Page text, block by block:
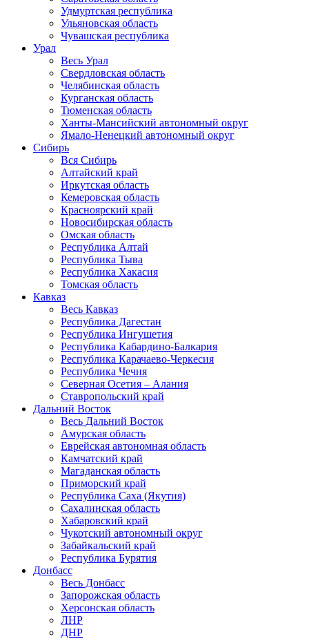
Удмуртская республика
Ульяновская область
Чувашская республика
Урал
Весь Урал
Свердловская область
Челябинская область
Курганская область
Тюменская область
Ханты-Мансийский автономный округ
Ямало-Ненецкий автономный округ
Сибирь
Вся Сибирь
Алтайский край
Иркутская область
Кемеровская область
Красноярский край
Новосибирская область
Омская область
Республика Алтай
Республика Тыва
Республика Хакасия
Томская область
Кавказ
Весь Кавказ
Республика Дагестан
Республика Ингушетия
Республика Кабардино-Балкария
Республика Карачаево-Черкесия
Республика Чечня
Северная Осетия – Алания
Ставропольский край
Дальний Восток
Весь Дальний Восток
Амурская область
Еврейская автономная область
Камчатский край
Магаданская область
Приморский край
Республика Саха (Якутия)
Сахалинская область
Хабаровский край
Чукотский автономный округ
Забайкальский край
Республика Бурятия
Донбасс
Весь Донбасс
Запорожская область
Херсонская область
ЛНР
ДНР